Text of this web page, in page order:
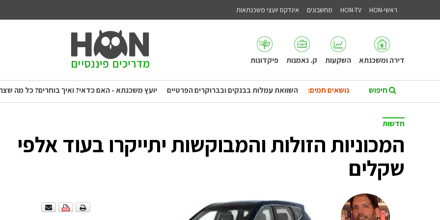
ראשי-HON HON-TV מחשבונים אינדקס יועצי משכנתאות
דירה ומשכנתא השקעות ק. נאמנות פיקדונות
נושאים חמים: השוואת עמלות בבנקים ובברוקרים הפרטיים יועץ משכנתא - האם כדאי? ואיך בוחרים? כל מה
חדשות
המכוניות הזולות והמבוקשות יתייקרו בעוד אלפי
שקלים